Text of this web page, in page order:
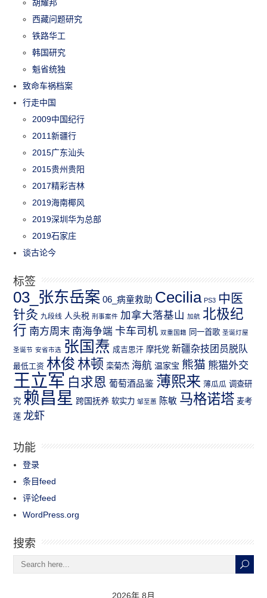
胡耀邦
西藏问题研究
铁路华工
韩国研究
魁省统独
致命车祸档案
行走中国
2009中国纪行
2011新疆行
2015广东汕头
2015贵州贵阳
2017精彩吉林
2019海南椰风
2019深圳华为总部
2019石家庄
谈古论今
标签
03_张东岳案 06_病童救助 Cecilia PS3 中医
针灸 九段线 人头税 刑事案件 加拿大落基山 加航 北极纪
行 南方周末 南海争端 卡车司机 双重国籍 同一首歌 圣诞灯屋
圣诞节 安省市选 张国焘 成吉思汗 摩托党 新疆杂技团员脱队
最低工资 林俊 林顿 栾菊杰 海航 温家宝 熊猫 熊猫外交
王立军 白求恩 葡萄酒品鉴 薄熙来 薄瓜瓜 调查研
究 赖昌星 跨国抚养 软实力 邹至蕙 陈敏 马格诺塔 麦考
莲 龙虾
功能
登录
条目feed
评论feed
WordPress.org
搜索
2026年 8月